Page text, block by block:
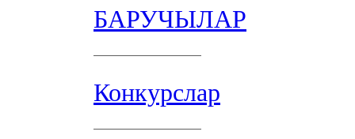
БАРУЧЫЛАР
Конкурслар